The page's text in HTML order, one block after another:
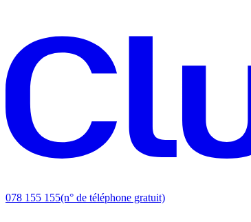
078 155 155(n° de téléphone gratuit)